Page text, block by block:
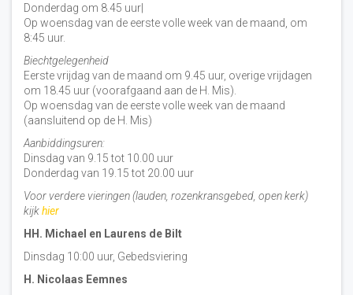
Donderdag om 8.45 uur|
Op woensdag van de eerste volle week van de maand, om
8:45 uur.
Biechtgelegenheid
Eerste vrijdag van de maand om 9.45 uur, overige vrijdagen
om 18.45 uur (voorafgaand aan de H. Mis).
Op woensdag van de eerste volle week van de maand
(aansluitend op de H. Mis)
Aanbiddingsuren:
Dinsdag van 9.15 tot 10.00 uur
Donderdag van 19.15 tot 20.00 uur
Voor verdere vieringen (lauden, rozenkransgebed, open kerk)
kijkhier
HH. Michael en Laurens de Bilt
Dinsdag 10:00 uur, Gebedsviering
H. Nicolaas Eemnes